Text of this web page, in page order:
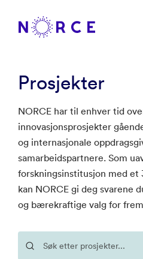
Prosjekter
NORCE har til enhver tid
innovasjonsprosjekter
og internasjonale
samarbeidspartnere. Som
forskningsinstitusjon med et
kan NORCE gi deg svarene
og bærekraftige valg for